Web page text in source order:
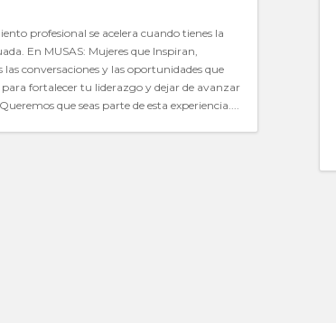
profesional se acelera cuando tienes la
En MUSAS: Mujeres que Inspiran,
las conversaciones y las oportunidades que
para fortalecer tu liderazgo y dejar de avanzar
que seas parte de esta experiencia....